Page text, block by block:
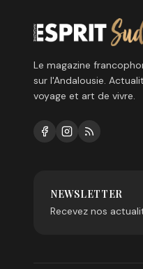
Le magazine
sur l'Andalousie.
voyage et art de vivre.
NEWSLETTER
Recevez nos